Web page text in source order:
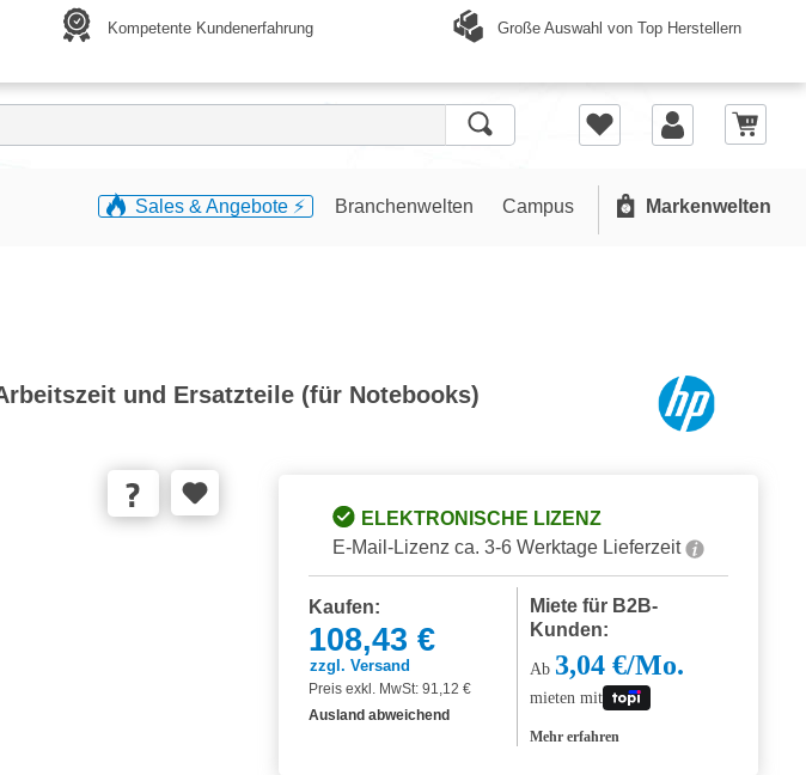
Kompetente Kundenerfahrung Große Auswahl von Top Herstellern
Sales & Angebote ⚡️ Branchenwelten Campus Markenwelten
und Ersatzteile (für Notebooks)
ELEKTRONISCHE LIZENZ
E-Mail-Lizenz ca. 3-6 Werktage Lieferzeit
Kaufen:
108,43 €
zzgl. Versand
Preis exkl. MwSt: 91,12 €
Ausland abweichend
Miete für B2B-
Kunden:
Ab 3,04 €/Mo.
mieten mit
Mehr erfahren